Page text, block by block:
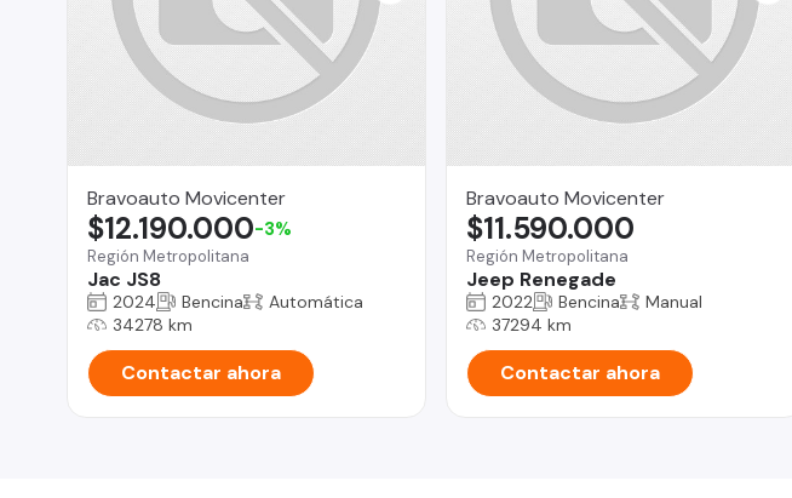
Bravoauto Movicenter
Región Metropolitana
Jac JS8
$12.190.000-3%
2024 Bencina
Automática
34278 km
Contactar ahora
Bravoauto Movicenter
Región Metropolitana
Jeep Renegade
$11.590.000
2022 Bencina
Manual
37294 km
Contactar ahora